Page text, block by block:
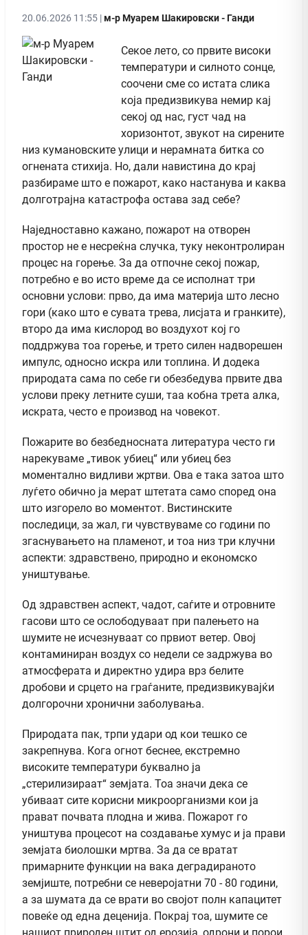
20.06.2026 11:55 |м-р Муарем Шакировски - Ганди
Секое лето, со првите високи
температури и силното сонце,
соочени сме со истата слика
која предизвикува немир кај
секој од нас, густ чад на
хоризонтот, звукот на сирените
низ кумановските улици и нерамната битка со
огнената стихија. Но, дали навистина до крај
разбираме што е пожарот, како настанува и каква
долготрајна катастрофа остава зад себе?
Наједноставно кажано, пожарот на отворен
простор не е несреќна случка, туку неконтролиран
процес на горење. За да отпочне секој пожар,
потребно е во исто време да се исполнат три
основни услови: прво, да има материја што лесно
гори (како што е сувата трева, лисјата и гранките),
второ да има кислород во воздухот кој го
поддржува тоа горење, и трето силен надворешен
импулс, односно искра или топлина. И додека
природата сама по себе ги обезбедува првите два
услови преку летните суши, таа кобна трета алка,
искрата, често е производ на човекот.
Пожарите во безбедносната литература често ги
нарекуваме „тивок убиец“ или убиец без
моментално видливи жртви. Ова е така затоа што
луѓето обично ја мерат штетата само според она
што изгорело во моментот. Вистинските
последици, за жал, ги чувствуваме со години по
згаснувањето на пламенот, и тоа низ три клучни
аспекти: здравствено, природно и економско
уништување.
Од здравствен аспект, чадот, саѓите и отровните
гасови што се ослободуваат при палењето на
шумите не исчезнуваат со првиот ветер. Овој
контаминиран воздух со недели се задржува во
атмосферата и директно удира врз белите
дробови и срцето на граѓаните, предизвикувајќи
долгорочни хронични заболувања.
Природата пак, трпи удари од кои тешко се
закрепнува. Кога огнот беснее, екстремно
високите температури буквално ја
„стерилизираат“ земјата. Тоа значи дека се
убиваат сите корисни микроорганизми кои ја
прават почвата плодна и жива. Пожарот го
уништува процесот на создавање хумус и ја прави
земјата биолошки мртва. За да се вратат
примарните функции на вака деградираното
земјиште, потребни се неверојатни 70 - 80 години,
а за шумата да се врати во својот полн капацитет
повеќе од една деценија. Покрај тоа, шумите се
нашиот природен штит од ерозија, одрони и порои.